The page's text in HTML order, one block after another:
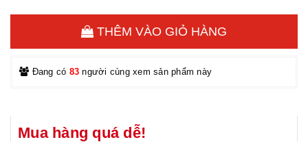
THÊM VÀO GIỎ HÀNG
Đang có 83 người cùng xem sản phẩm này
Mua hàng quá dễ!